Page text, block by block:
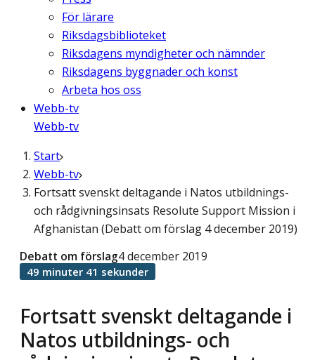
För lärare
Riksdagsbiblioteket
Riksdagens myndigheter och nämnder
Riksdagens byggnader och konst
Arbeta hos oss
Webb-tv
Webb-tv
Start
Webb-tv
Fortsatt svenskt deltagande i Natos utbildnings-
och rådgivningsinsats Resolute Support Mission i
Afghanistan (Debatt om förslag 4 december 2019)
Fortsatt svenskt deltagande i
Natos utbildnings- och
Debatt om förslag4 december 2019
49 minuter 41 sekunder